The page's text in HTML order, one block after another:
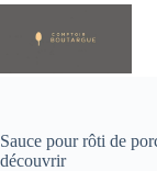
Passer
contenu
Sauce pour rôti de
découvrir